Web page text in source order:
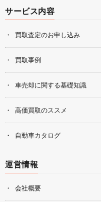
サービス内容
買取査定のお申し込み
買取事例
車売却に関する基礎知識
高価買取のススメ
自動車カタログ
運営情報
会社概要